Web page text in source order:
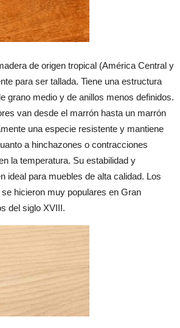
de origen tropical (América Central y
para ser tallada. Tiene una estructura
grano medio y de anillos menos definidos.
van desde el marrón hasta un marrón
una especie resistente y mantiene
a hinchazones o contracciones
la temperatura. Su estabilidad y
ideal para muebles de alta calidad. Los
hicieron muy populares en Gran
del siglo XVIII.